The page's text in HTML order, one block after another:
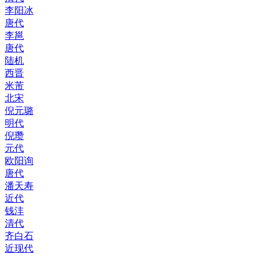
李阳冰
唐代
李邕
唐代
陆机
西晋
米芾
北宋
倪元璐
明代
倪瓒
元代
欧阳询
唐代
潘天寿
近代
钱沣
清代
齐白石
近现代